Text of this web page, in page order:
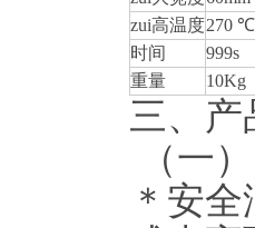
zui高温度270 ℃
时间
999s
重量
10Kg
三、产
（一
＊安